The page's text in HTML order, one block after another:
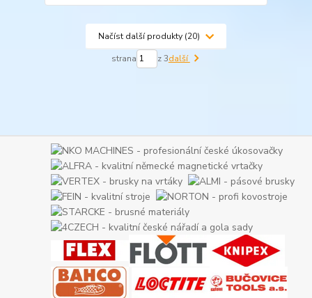
Načíst další produkty (20)
strana z 3další